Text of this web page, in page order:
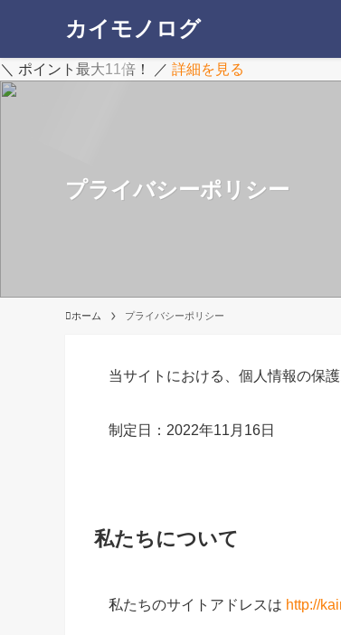
カイモノログ
＼ ポイント最大11倍！ ／ 詳細を見る
プライバシーポリシー
ホーム プライバシーポリシー
当サイトにおける、個人情報の保
制定日：2022年11月16日
私たちについて
私たちのサイトアドレスは http://